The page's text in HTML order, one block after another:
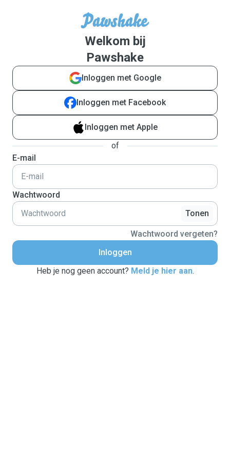
Welkom bij
Pawshake
Inloggen met Google
Inloggen met Facebook
Inloggen met Apple
of
E-mail
Wachtwoord
Tonen
Wachtwoord vergeten?
Inloggen
Heb je nog geen account? Meld je hier aan.